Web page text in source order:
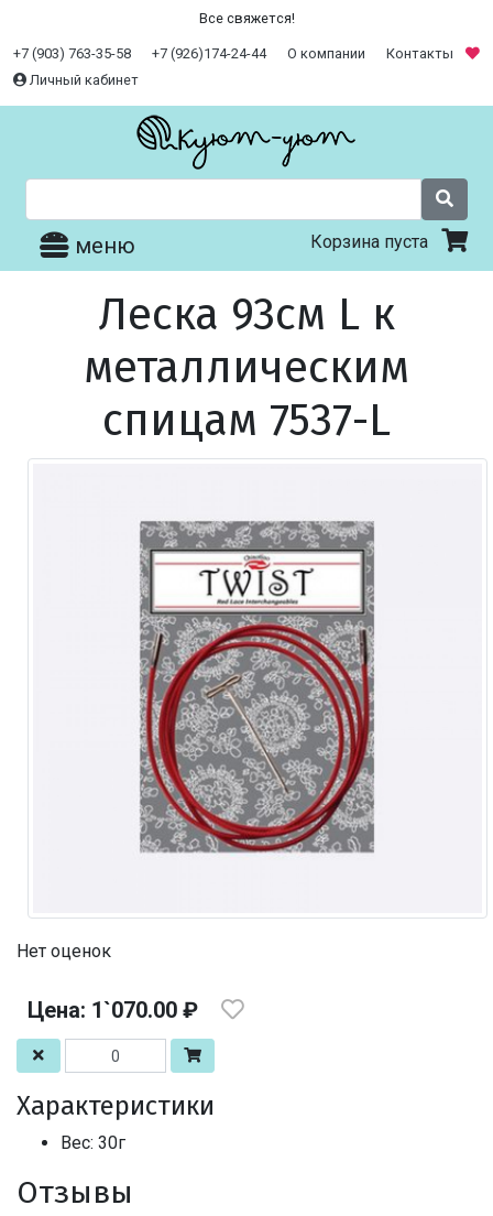
Все свяжется!
+7 (903) 763-35-58 +7 (926)174-24-44 О компании
Контакты
Личный кабинет
меню Корзина пуста
Леска 93см L к
металлическим
спицам 7537-L
Нет оценок
Цена: 1`070.00 ₽
Характеристики
Вес: 30г
Отзывы